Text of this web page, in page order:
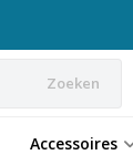
Zoeken
Accessoires